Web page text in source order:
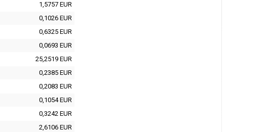
1,5757 EUR
0,1026 EUR
0,6325 EUR
0,0693 EUR
25,2519 EUR
0,2385 EUR
0,2083 EUR
0,1054 EUR
0,3242 EUR
2,6106 EUR